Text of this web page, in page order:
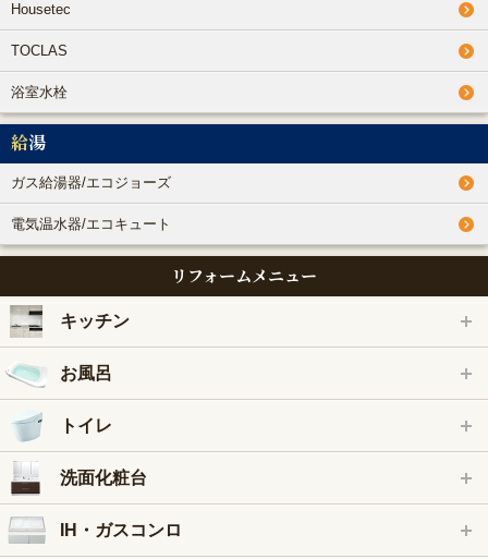
Housetec
TOCLAS
浴室水栓
給湯
ガス給湯器/エコジョーズ
電気温水器/エコキュート
リフォームメニュー
キッチン
お風呂
トイレ
洗面化粧台
IH・ガスコンロ